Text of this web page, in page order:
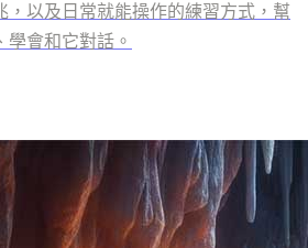
，以及日常就能操作的練習方式，幫
學會和它對話。